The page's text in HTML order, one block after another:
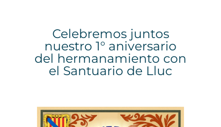
Celebremos juntos
nuestro 1° aniversario
del hermanamiento con
el Santuario de Lluc